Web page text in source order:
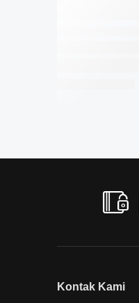
Kontak Kami